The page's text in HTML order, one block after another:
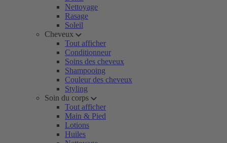
Nettoyage
Rasage
Soleil
Cheveux
Tout afficher
Conditionneur
Soins des cheveux
Shampooing
Couleur des cheveux
Styling
Soin du corps
Tout afficher
Main & Pied
Lotions
Huiles